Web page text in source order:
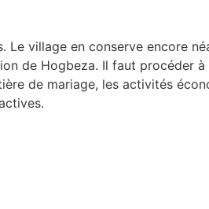
village en conserve encore
de Hogbeza. Il faut procéder
de mariage, les activités